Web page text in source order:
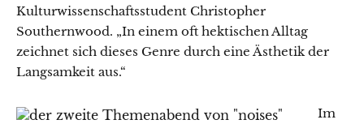
Kulturwissenschaftsstudent Christopher
Southernwood. „In einem oft hektischen Alltag
zeichnet sich dieses Genre durch eine Ästhetik der
Langsamkeit aus.“
Im